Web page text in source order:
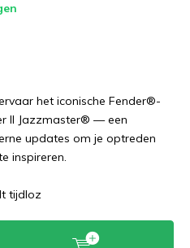
het iconische Fender®-
II Jazzmaster® — een
updates om je optreden
inspireren.
tijdloz